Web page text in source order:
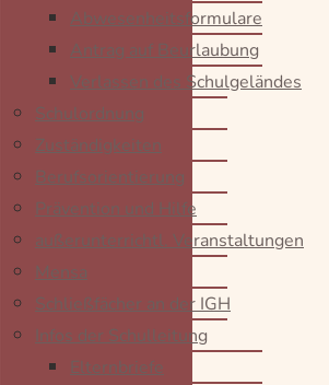
Abwesenheitsformulare
Antrag auf Beurlaubung
Verlassen des Schulgeländes
Schulordnung
Zuständigkeiten
Berufsorientierung
Prävention und Hilfe
außerunterrichtl. Veranstaltungen
Mensa
Schließfächer an der IGH
Infos der Schulleitung
Elternbriefe